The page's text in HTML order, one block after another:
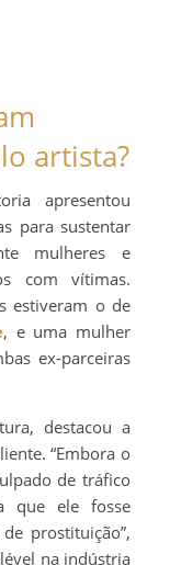
artista?
apresentou
para sustentar
mulheres e
com vítimas.
estiveram o de
, e uma mulher
ex-parceiras
destacou a
“Embora o
de tráfico
que ele fosse
prostituição”,
na indústria